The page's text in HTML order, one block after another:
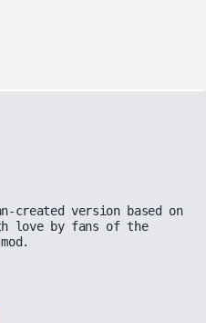
created version based on
love by fans of the